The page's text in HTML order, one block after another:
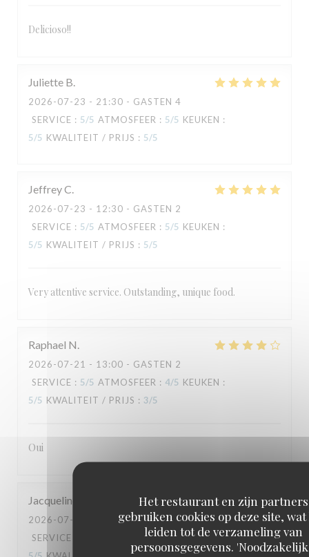
Het restaurant en zijn partners
gebruiken cookies op deze site,
leiden tot de verzameling van
persoonsgegevens.
Delicioso!!
Juliette B
2026-07-23 - 21:30 - GASTEN 4
SERVICE : 5/5 ATMOSFEER : 5/5 KEUKEN :
5/5 KWALITEIT / PRIJS : 5/5
JeffreyC
2026-07-23 - 12:30 - GASTEN 2
SERVICE : 5/5 ATMOSFEER : 5/5 KEUKEN :
5/5 KWALITEIT / PRIJS : 5/5
Very attentive service. Outstanding, unique food.
Raphael N
2026-07-21 - 13:00 - GASTEN 2
SERVICE : 5/5 ATMOSFEER : 4/5 KEUKEN :
5/5 KWALITEIT / PRIJS : 3/5
Oui
Jacqueline
2026-07-18
- 19:30 - GASTEN 2
SERVICE
ATMOSFEER: 5/5 KEUKEN: